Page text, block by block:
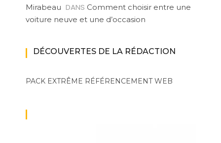
Mirabeau DANS Comment choisir entre une
voiture neuve et une d’occasion
DÉCOUVERTES DE LA RÉDACTION
PACK EXTRÊME RÉFÉRENCEMENT WEB